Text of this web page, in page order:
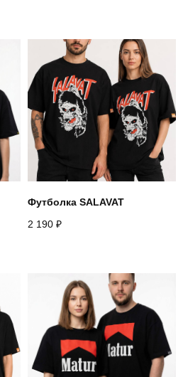
Футболка SALAVAT
2 190 ₽